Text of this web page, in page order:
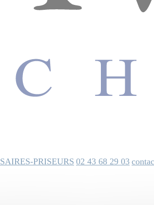
PRISEURS 02 43 68 29 03